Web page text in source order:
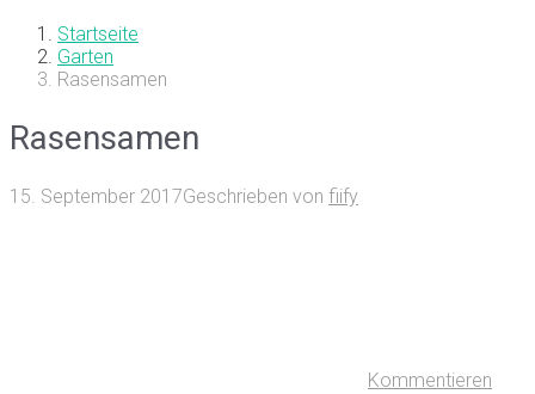
Startseite
Garten
Rasensamen
Rasensamen
15. September 2017Geschrieben von fiify
Kommentieren